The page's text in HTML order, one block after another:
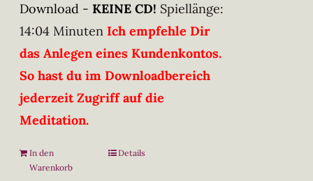
Download - KEINE CD! Spiellänge:
14:04 Minuten Ich empfehle Dir
das Anlegen eines Kundenkontos.
So hast du im Downloadbereich
jederzeit Zugriff auf die
Meditation.
In den
Warenkorb
Details